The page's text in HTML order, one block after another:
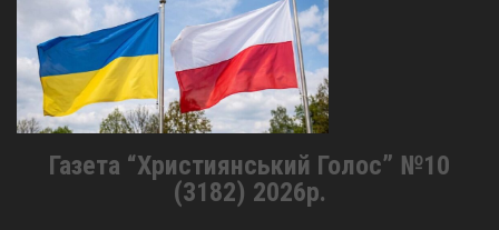
Газета “Християнський Голос” №10
(3182) 2026р.